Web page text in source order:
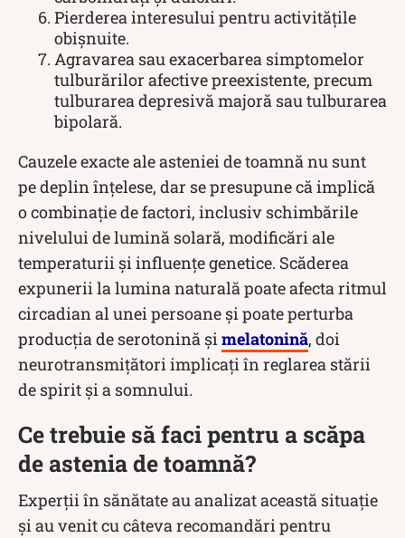
Pierderea interesului pentru activitățile
obișnuite.
Agravarea sau exacerbarea simptomelor
tulburărilor afective preexistente, precum
tulburarea depresivă majoră sau tulburarea
bipolară.
Cauzele exacte ale asteniei de toamnă nu sunt
pe deplin înțelese, dar se presupune că implică
o combinație de factori, inclusiv schimbările
nivelului de lumină solară, modificări ale
temperaturii și influențe genetice. Scăderea
expunerii la lumina naturală poate afecta ritmul
circadian al unei persoane și poate perturba
producția de serotonină și melatonină, doi
neurotransmițători implicați în reglarea stării
de spirit și a somnului.
Ce trebuie să faci pentru a scăpa
de astenia de toamnă?
Experții în sănătate au analizat această situație
și au venit cu câteva recomandări pentru